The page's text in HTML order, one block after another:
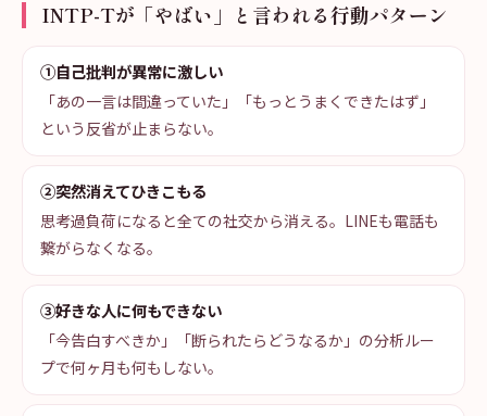
INTP-Tが「やばい」と言われる行動パターン
①自己批判が異常に激しい
「あの一言は間違っていた」「もっとうまくできたはず」
という反省が止まらない。
②突然消えてひきこもる
思考過負荷になると全ての社交から消える。LINEも電話も
繋がらなくなる。
③好きな人に何もできない
「今告白すべきか」「断られたらどうなるか」の分析ルー
プで何ヶ月も何もしない。